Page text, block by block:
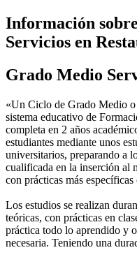
Información
Servicios en
Grado Medio
«Un Ciclo de Grado Medio o
sistema educativo de
completa en 2 años
estudiantes mediante unos
universitarios, preparando a
cualificada en la inserción al
con prácticas más
Los estudios se realizan
teóricas, con prácticas en
práctica todo lo aprendido y
necesaria. Teniendo una